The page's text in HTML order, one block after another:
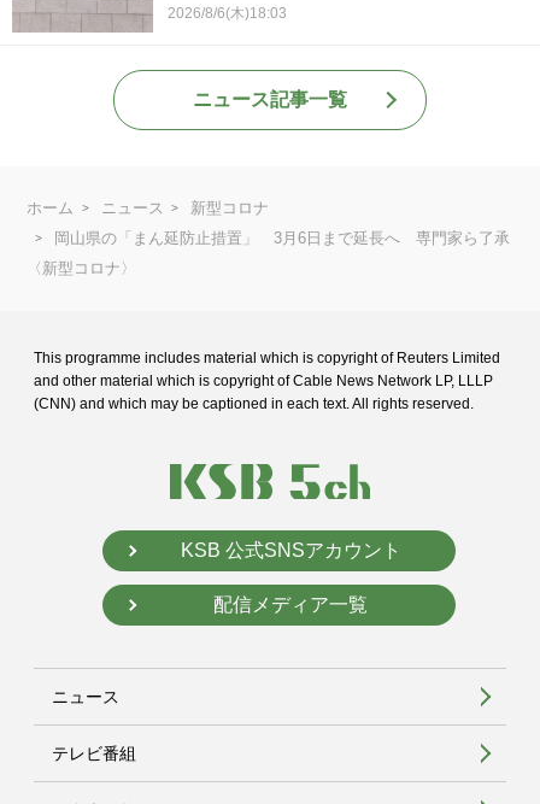
2026/8/6(木)18:03
ニュース記事一覧
ホーム ニュース
新型コロナ
岡山県の「まん延防止措置」 3月6日まで延長へ 専門家ら了承
〈新型コロナ〉
This programme includes material which is copyright of Reuters Limited
and other material which is copyright of Cable News Network LP, LLLP
(CNN) and which may be captioned in each text. All rights reserved.
KSB 公式SNSアカウント
配信メディア一覧
ニュース
テレビ番組